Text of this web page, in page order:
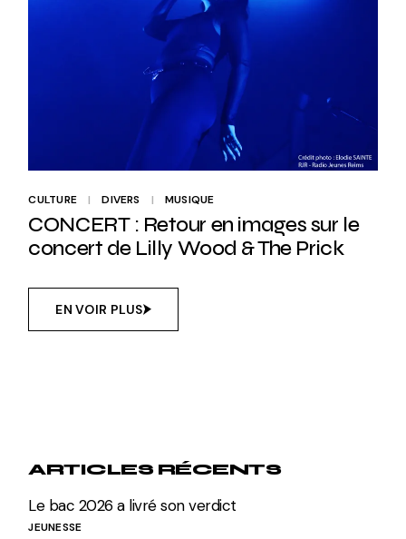
CULTURE DIVERS MUSIQUE
CONCERT : Retour en images sur le
concert de Lilly Wood & The Prick
EN VOIR PLUS
ARTICLES RÉCENTS
Le bac 2026 a livré son verdict
JEUNESSE